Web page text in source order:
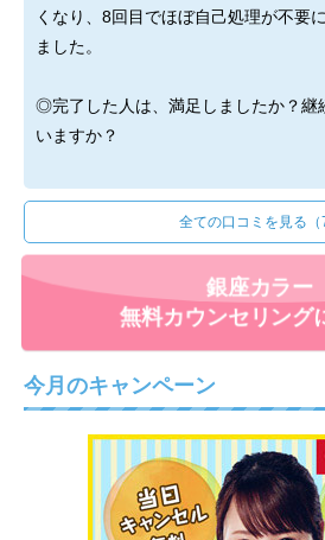
くなり、8回目でほぼ自己処理が不要
ました。
◎完了した人は、満足しましたか？継
いますか？
今は事情があって脱毛を8回で中止し
細くて見えないくらいの毛が数本生え
果に満足しています。また再開すれ
と思うので楽しみです。
◎もし友人が脱毛を考えていたら、
施術には満足なので、友人に勧めます。
ただスタッフが少しなれなれしい感じ
た雰囲気が苦手そうな人にはおすすめ
◎その脱毛サロンに決めた理由
駅から近くて通いやすかったからです
全ての口コミを見る（
銀座カラー
無料カウンセリング
今月のキャンペーン